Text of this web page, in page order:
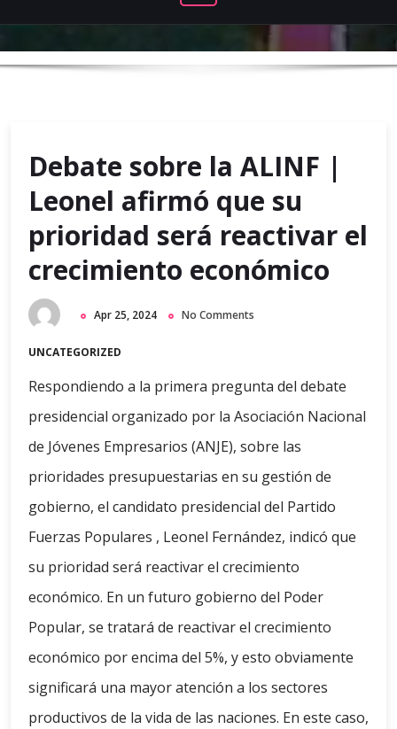
Debate sobre la ALINF |
Leonel afirmó que su
prioridad será reactivar el
crecimiento económico
Apr 25, 2024 No Comments
UNCATEGORIZED
Respondiendo a la primera pregunta del debate
presidencial organizado por la Asociación Nacional
de Jóvenes Empresarios (ANJE), sobre las
prioridades presupuestarias en su gestión de
gobierno, el candidato presidencial del Partido
Fuerzas Populares , Leonel Fernández, indicó que
su prioridad será reactivar el crecimiento
económico. En un futuro gobierno del Poder
Popular, se tratará de reactivar el crecimiento
económico por encima del 5%, y esto obviamente
significará una mayor atención a los sectores
productivos de la vida de las naciones. En este caso,